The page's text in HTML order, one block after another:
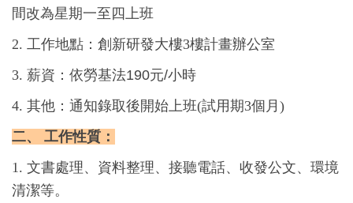
間改為星期一至四上班
2. 工作地點：創新研發大樓3樓計畫辦公室
3. 薪資： 依勞基法190元/小時
4. 其他：通知錄取後開始上班(試用期3個月)
二、 工作性質：
1. 文書處理、資料整理、接聽電話、收發公文、環境
清潔等。